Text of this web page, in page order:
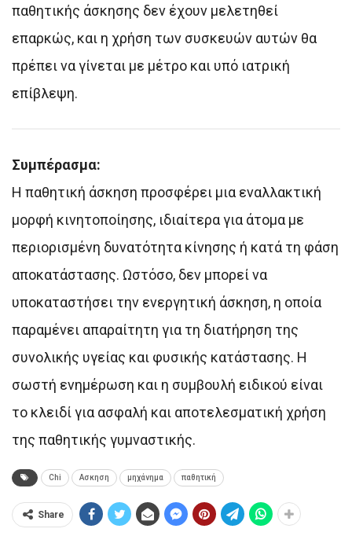
παθητικής άσκησης δεν έχουν μελετηθεί
επαρκώς, και η χρήση των συσκευών αυτών θα
πρέπει να γίνεται με μέτρο και υπό ιατρική
επίβλεψη.
Συμπέρασμα:
Η παθητική άσκηση προσφέρει μια εναλλακτική
μορφή κινητοποίησης, ιδιαίτερα για άτομα με
περιορισμένη δυνατότητα κίνησης ή κατά τη φάση
αποκατάστασης. Ωστόσο, δεν μπορεί να
υποκαταστήσει την ενεργητική άσκηση, η οποία
παραμένει απαραίτητη για τη διατήρηση της
συνολικής υγείας και φυσικής κατάστασης. Η
σωστή ενημέρωση και η συμβουλή ειδικού είναι
το κλειδί για ασφαλή και αποτελεσματική χρήση
της παθητικής γυμναστικής.
Chi Ασκηση μηχάνημα παθητική
Share